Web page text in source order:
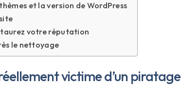
et la version de WordPress
votre réputation
le nettoyage
victime d’un piratage